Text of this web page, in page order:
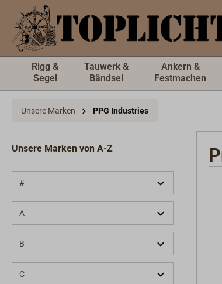
springen
Rigg &
Segel
Tauwerk &
Bändsel
Ankern &
Festmachen
Unsere Marken PPG Industries
Unsere Marken von A-Z
#
A
B
C